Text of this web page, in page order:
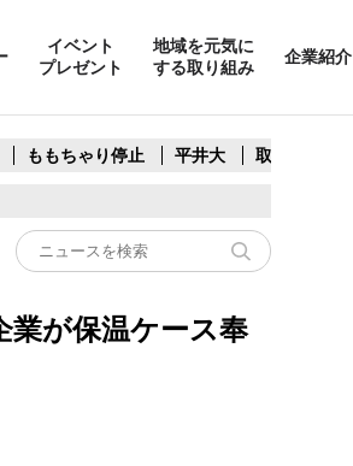
イベント
プレゼント
地域を元気に
する取り組み
企業紹介
ももちゃり停止 平井大 取水制限
が保温ケース奉